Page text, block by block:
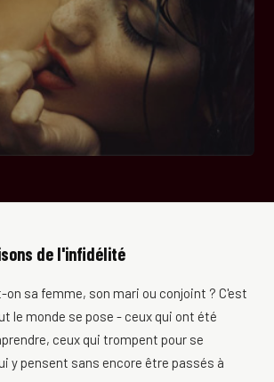
de l'infidélité
sa femme, son mari ou conjoint ? C'est
le monde se pose - ceux qui ont été
ceux qui trompent pour se
y pensent sans encore être passés à